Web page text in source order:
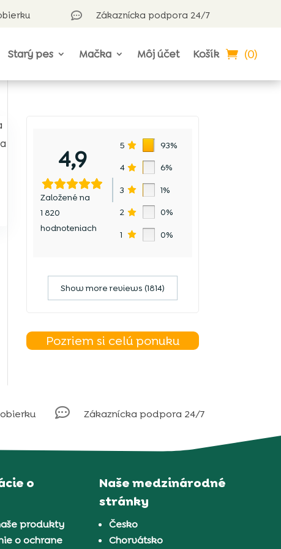
 Zákaznícka podpora 24/7
Starý pes Mačka Môj účet Košík (0)
4,9
Založené na
1 820
hodnoteniach
5 93%
4 6%
3 1%
2 0%
1 0%
Show more reviews (1814)
Pozriem si celú ponuku
 Zákaznícka podpora 24/7
o
produkty
o ochrane
Naše medzinárodné
stránky
Česko
Chorvátsko